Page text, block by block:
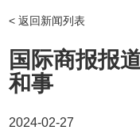
创始人介绍
< 返回新闻列表
国际商报报
和事
2024-02-27